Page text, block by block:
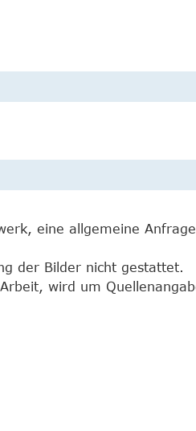
eine allgemeine Anfrage
der Bilder nicht gestattet.
wird um